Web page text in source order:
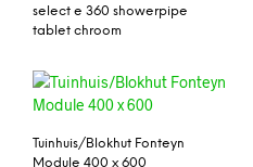
select e 360 showerpipe
tablet chroom
Tuinhuis/Blokhut Fonteyn
Module 400 x 600